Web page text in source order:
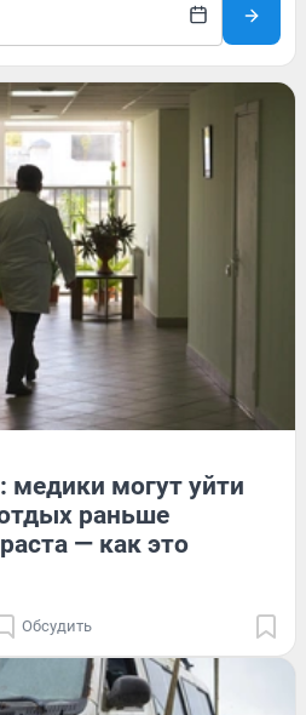
медики могут уйти
раньше
— как это
Обсудить